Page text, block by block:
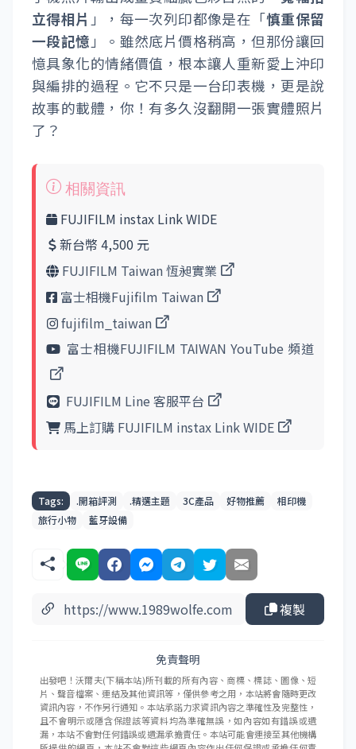
從按下列印後到輸出完成，大約需 12 秒左
右，在機器滿電狀況下，最多可輸出多達 100
張照片。完全不擔心續航不足，只怕你的底片
買不夠啊！
10 |列印的不只是照片，是那一刻的心情與
故事
看著剛輸出的「instax WIDE 拍立得底片
慢浮現影像輪廓，彷彿魔法般讓「
重量且定格」耶！
輸出過程滿滿的情緒價值，使得「
instax Link WIDE」不僅是一台相印機，更是
11 | 總結心得